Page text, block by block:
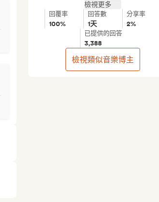
檢視更多
回覆率
100%
回答數
1天
分享率
2%
已提供的回答
3,388
檢視類似音樂博主